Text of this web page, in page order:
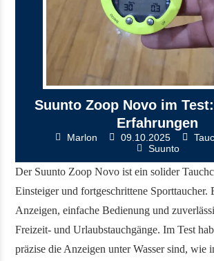
Suunto Zoop Novo im
Erfahrungen
Marlon 09.10.2025
Suunto
Der Suunto Zoop Novo ist ein solider
Einsteiger und fortgeschrittene Sporttaucher.
Anzeigen, einfache Bedienung und
Freizeit- und Urlaubstauchgänge. Im Test
präzise die Anzeigen unter Wasser sind, wie